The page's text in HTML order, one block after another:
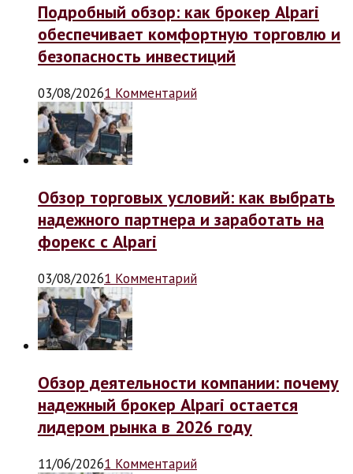
Подробный обзор: как брокер Alpari
обеспечивает комфортную торговлю и
безопасность инвестиций
03/08/20261 Комментарий
Обзор торговых условий: как выбрать
надежного партнера и заработать на
форекс с Alpari
03/08/20261 Комментарий
Обзор деятельности компании: почему
надежный брокер Alpari остается
лидером рынка в 2026 году
11/06/20261 Комментарий